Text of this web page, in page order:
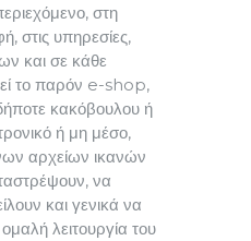
στη
στις υπηρεσίες,
και σε κάθε
το παρόν e-shop,
κακόβουλου ή
ή μη μέσο,
αρχείων ικανών
να
και γενικά να
λειτουργία του